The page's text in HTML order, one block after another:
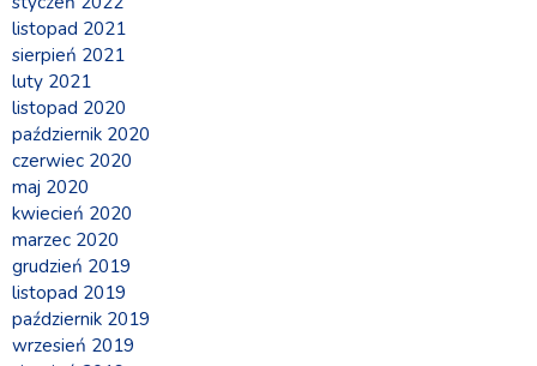
listopad 2021
sierpień 2021
luty 2021
listopad 2020
październik 2020
czerwiec 2020
maj 2020
kwiecień 2020
marzec 2020
grudzień 2019
listopad 2019
październik 2019
wrzesień 2019